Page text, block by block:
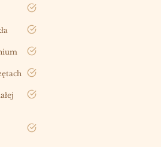
tak
tak
tak
tak
tak
tak